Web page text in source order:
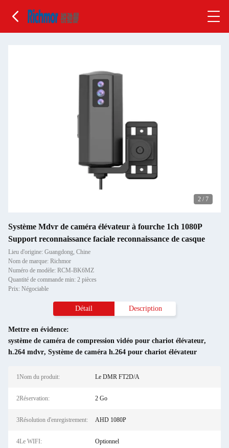
2 / 7
Système Mdvr de caméra élévateur à fourche 1ch 1080P
Support reconnaissance faciale reconnaissance de casque
Lieu d'origine: Guangdong, Chine
Nom de marque: Richmor
Numéro de modèle: RCM-BK6MZ
Quantité de commande min: 2 pièces
Prix: Négociable
Détail Description
Mettre en évidence:
système de caméra de compression vidéo pour chariot élévateur,
h.264 mdvr, Système de caméra h.264 pour chariot élévateur
1Nom du produit: Le DMR FT2D/A
2Réservation: 2 Go
3Résolution d'enregistrement: AHD 1080P
4Le WIFI: Optionnel